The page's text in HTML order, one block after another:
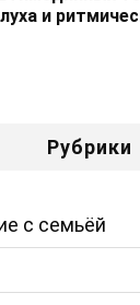
и
Рубрики
с семьёй